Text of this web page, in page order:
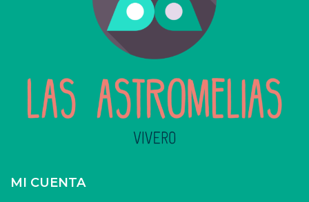
MI CUENTA